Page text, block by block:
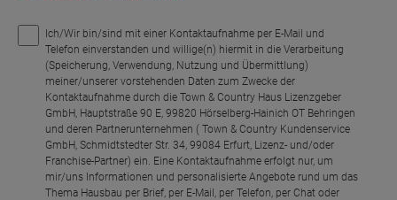
Ich/Wir bin/sind mit einer Kontaktaufnahme per E-Mail und
Telefon einverstanden und willige(n) hiermit in die Verarbeitung
(Speicherung, Verwendung, Nutzung und Übermittlung)
meiner/unserer vorstehenden Daten zum Zwecke der
Kontaktaufnahme durch die Town & Country Haus Lizenzgeber
GmbH, Hauptstraße 90 E, 99820 Hörselberg-Hainich OT Behringen
und deren Partnerunternehmen ( Town & Country Kundenservice
GmbH, Schmidtstedter Str. 34, 99084 Erfurt, Lizenz- und/oder
Franchise-Partner) ein. Eine Kontaktaufnahme erfolgt nur, um
mir/uns Informationen und personalisierte Angebote rund um das
Thema Hausbau per Brief, per E-Mail, per Telefon, per Chat oder